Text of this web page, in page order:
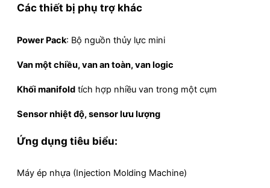
Các thiết bị phụ trợ khác
Power Pack: Bộ nguồn thủy lực mini
Van một chiều, van an toàn, van logic
Khối manifold tích hợp nhiều van trong một cụm
Sensor nhiệt độ, sensor lưu lượng
Ứng dụng tiêu biểu:
Máy ép nhựa (Injection Molding Machine)